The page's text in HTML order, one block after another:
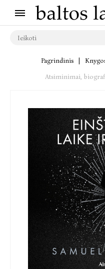
Pagrindinis
Atsiminimai,